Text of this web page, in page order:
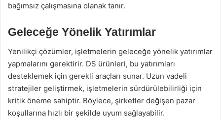
bağımsız çalışmasına olanak tanır.
Geleceğe Yönelik Yatırımlar
Yenilikçi çözümler, işletmelerin geleceğe yönelik yatırımlar
yapmalarını gerektirir. DS ürünleri, bu yatırımları
desteklemek için gerekli araçları sunar. Uzun vadeli
stratejiler geliştirmek, işletmelerin sürdürülebilirliği için
kritik öneme sahiptir. Böylece, şirketler değişen pazar
koşullarına hızlı bir şekilde uyum sağlayabilir.